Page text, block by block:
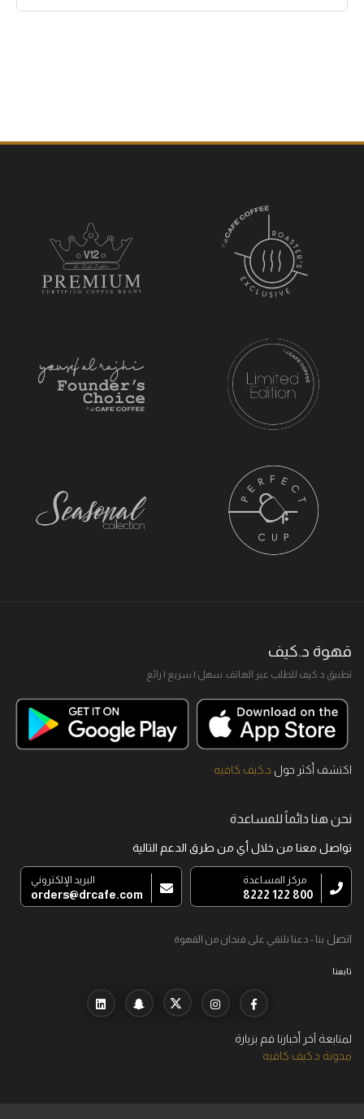
قهوة د.كيف
تطبيق د.كيف للطلب عبر الهاتف. سهل I سريع I رائع
اكتشف أكثر حول د.كيف كافيه
نحن هنا دائماً للمساعدة
تواصل معنا من خلال أي من طرق الدعم التالية
مركز المساعدة
800 122 8222
البريد الإلكتروني
orders@drcafe.com
اتصل بنا - دعنا نلتقي على فنجان من القهوة
تابعنا
لمتابعة آخر أخبارنا قم بزيارة
مدونة د.كيف كافيه